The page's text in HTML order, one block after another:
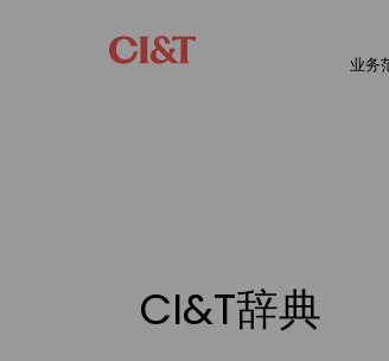
业务
CI&T辞典